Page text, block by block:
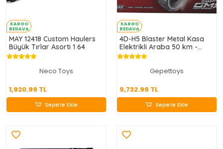
KARGO
BEDAVA
MAY 12418 Custom Haulers
Büyük Tırlar Asorti 1 64
Neco Toys
1,920.99 TL
1,920.99 TL
Sepete Ekle
Sepete Ekle
KARGO
BEDAVA
4D-H5 Blaster Metal Kasa
Elektrikli Araba 50 km -
Gepettoys
Gepettoys
9,732.99 TL
9,732.99 TL
Sepete Ekle
Sepete Ekle